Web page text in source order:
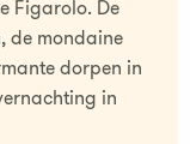
Figarolo. De
de mondaine
dorpen in
in